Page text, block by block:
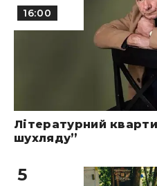
16:00
Літературний
шухляду”
5